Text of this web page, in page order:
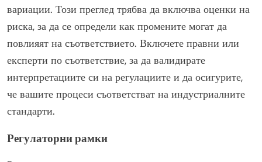
вариации. Този преглед трябва да включва оценки на
риска, за да се определи как промените могат да
повлияят на съответствието. Включете правни или
експерти по съответствие, за да валидирате
интерпретациите си на регулациите и да осигурите,
че вашите процеси съответстват на индустриалните
стандарти.
Регулаторни рамки